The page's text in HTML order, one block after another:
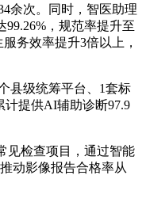
余次。同时，智医助理
，规范率提升至
务效率提升3倍以上，
县级统筹平台、1套标
计提供AI辅助诊断97.9
见检查项目，通过智能
动影像报告合格率从